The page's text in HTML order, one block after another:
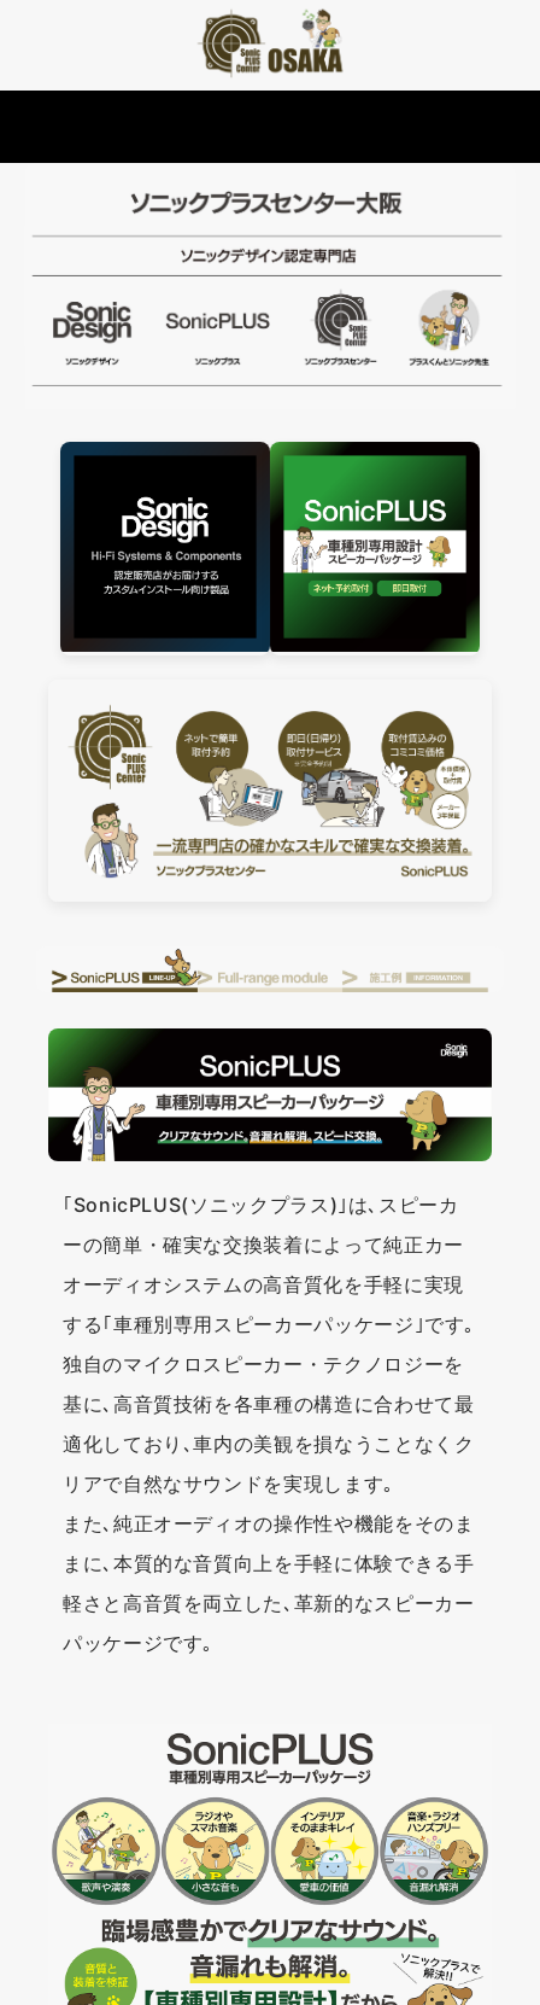
｢SonicPLUS(ソニックプラス)｣は､スピーカ
ーの簡単・確実な交換装着によって純正カー
オーディオシステムの高音質化を手軽に実現
する｢車種別専用スピーカーパッケージ｣です｡
独自のマイクロスピーカー・テクノロジーを
基に､高音質技術を各車種の構造に合わせて最
適化しており､車内の美観を損なうことなくク
リアで自然なサウンドを実現します｡
また､純正オーディオの操作性や機能をそのま
まに､本質的な音質向上を手軽に体験できる手
軽さと高音質を両立した､革新的なスピーカー
パッケージです｡